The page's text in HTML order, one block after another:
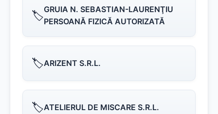
🏷️GRUIA N. SEBASTIAN-LAURENŢIU
PERSOANĂ FIZICĂ AUTORIZATĂ
🏷️ARIZENT S.R.L.
🏷️ATELIERUL DE MISCARE S.R.L.